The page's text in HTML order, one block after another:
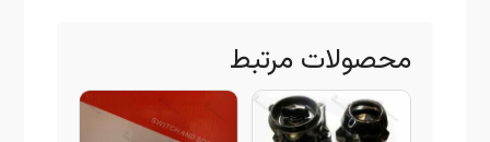
محصولات مرتبط